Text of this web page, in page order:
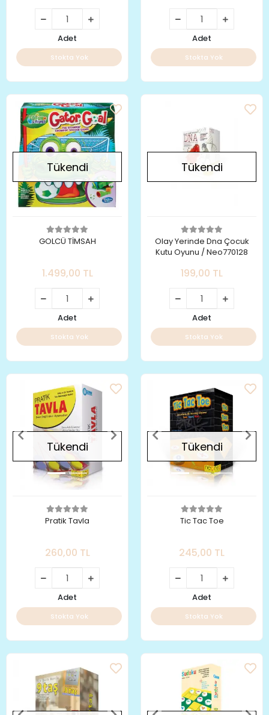
Adet
Stokta Yok
Adet
Stokta Yok
Tükendi
GOLCÜ TİMSAH
1.499,00 TL
Adet
Stokta Yok
Tükendi
Olay Yerinde Dna Çocuk
Kutu Oyunu / Neo770128
199,00 TL
Adet
Stokta Yok
Tükendi
Pratik Tavla
260,00 TL
Adet
Stokta Yok
Tükendi
Tic Tac Toe
245,00 TL
Adet
Stokta Yok